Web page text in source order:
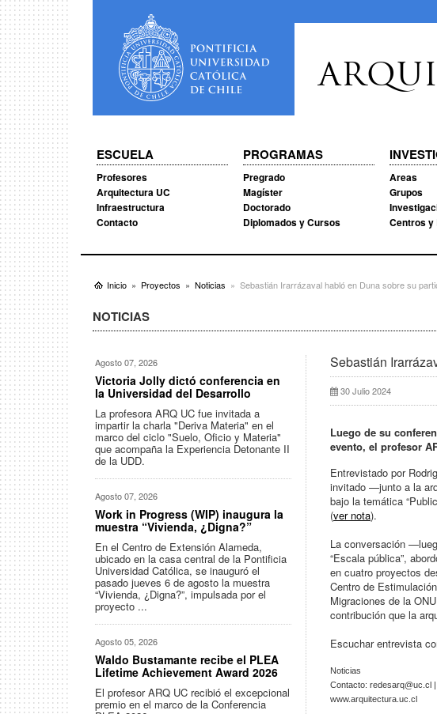
ESCUELA
Profesores
Arquitectura UC
Infraestructura
Contacto
PROGRAMAS
Pregrado
Magíster
Doctorado
Diplomados y Cursos
Areas
Grupos
Centros y
Inicio Proyectos Noticias Sebastián Irarrázaval habló en Duna sobre su
NOTICIAS
Sebastián
30 Julio 2024
Luego de su
evento, el profesor
Entrevistado por
invitado —junto a la
bajo la temática
(ver nota).
La conversación
“Escala pública”,
en cuatro proyectos
Centro de
Migraciones de la
contribución que la
Escuchar entrevista
Noticias
Contacto: redesarq@uc.cl
www.arquitectura.uc.cl
Agosto 07, 2026
Victoria Jolly dictó conferencia en
la Universidad del Desarrollo
La profesora ARQ UC fue invitada a
impartir la charla "Deriva Materia" en el
marco del ciclo "Suelo, Oficio y Materia"
que acompaña la Experiencia Detonante II
de la UDD.
Agosto 07, 2026
Work in Progress (WIP) inaugura la
muestra “Vivienda, ¿Digna?”
En el Centro de Extensión Alameda,
ubicado en la casa central de la Pontificia
Universidad Católica, se inauguró el
pasado jueves 6 de agosto la muestra
“Vivienda, ¿Digna?”, impulsada por el
proyecto ...
Agosto 05, 2026
Waldo Bustamante recibe el PLEA
Lifetime Achievement Award 2026
El profesor ARQ UC recibió el excepcional
premio en el marco de la Conferencia